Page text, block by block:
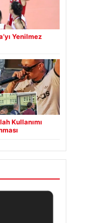
Yenilmez
Kullanımı